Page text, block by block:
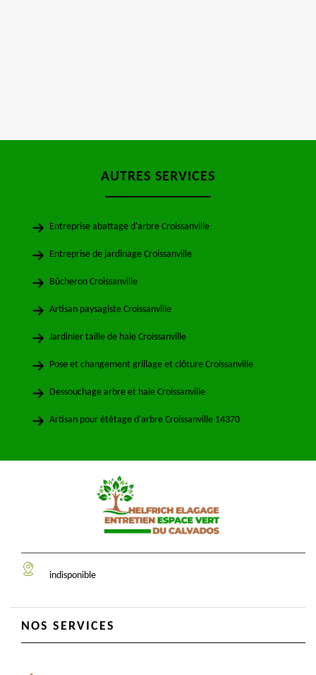
AUTRES SERVICES
Entreprise abattage d'arbre Croissanville
Entreprise de jardinage Croissanville
Bûcheron Croissanville
Artisan paysagiste Croissanville
Jardinier taille de haie Croissanville
Pose et changement grillage et clôture Croissanville
Dessouchage arbre et haie Croissanville
Artisan pour étêtage d'arbre Croissanville 14370
indisponible
NOS SERVICES